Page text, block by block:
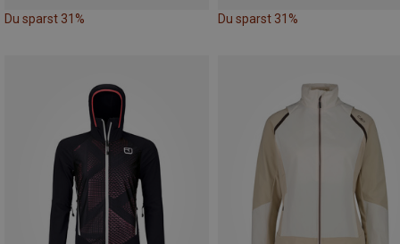
Du sparst 31% Du sparst 31%